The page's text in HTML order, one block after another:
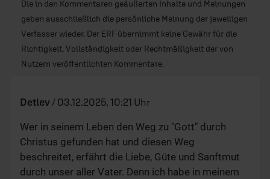
Die in den Kommentaren geäußerten Inhalte und Meinungen
geben ausschließlich die persönliche Meinung der jeweiligen
Verfasser wieder. Der ERF übernimmt keine Gewähr für die
Richtigkeit, Vollständigkeit oder Rechtmäßigkeit der von
Nutzern veröffentlichten Kommentare.
Detlev / 03.12.2025, 10:21 Uhr
Wer in seinem Leben den Weg zu "Gott" durch
Christus gefunden hat und diesen Weg
beschreitet, erfährt die Liebe, Güte und Sanftmut
durch unser aller Vater. Denn ich habe in meinem